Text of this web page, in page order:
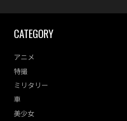
CATEGORY
アニメ
特撮
ミリタリー
車
美少女